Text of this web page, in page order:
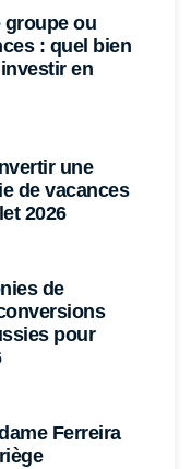
groupe ou
: quel bien
en
une
de vacances
2026
de
pour
Ferreira